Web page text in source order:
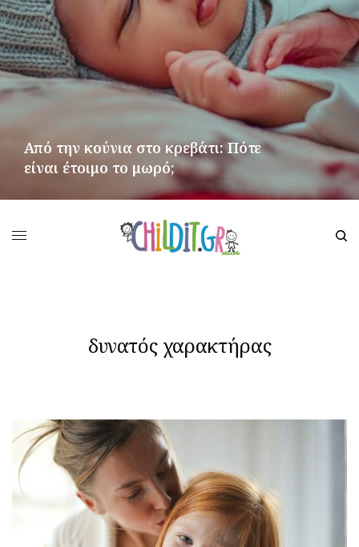
Από την κούνια στο κρεβάτι: Πότε
είναι έτοιμο το μωρό;
δυνατός χαρακτήρας